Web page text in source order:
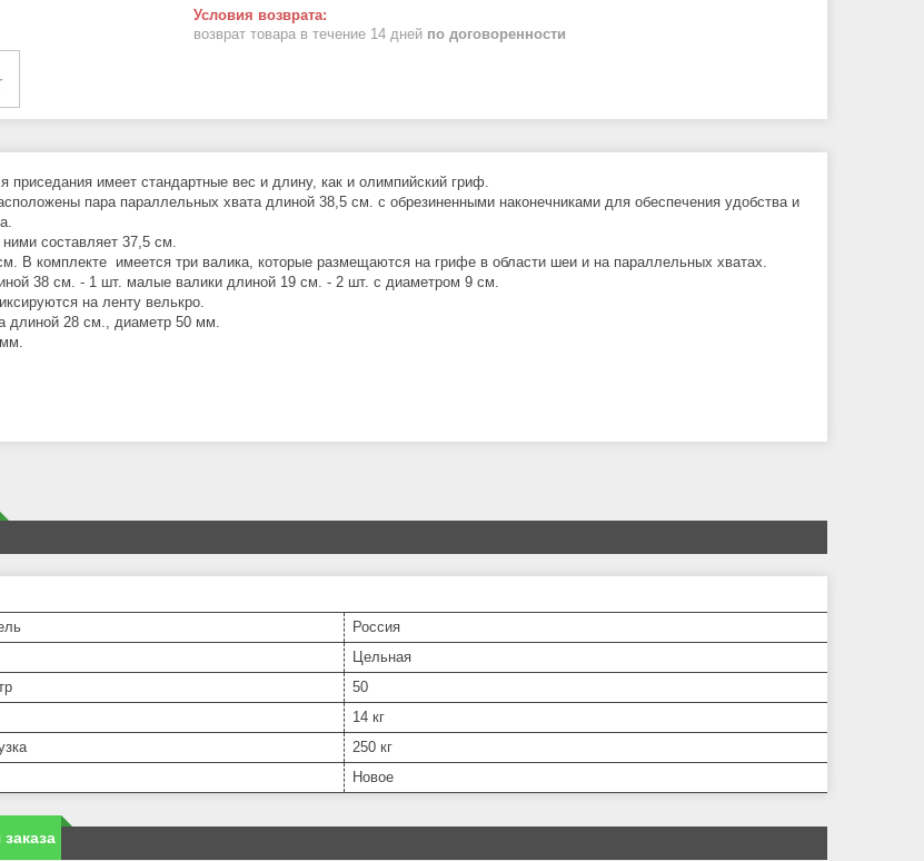
возврат товара в течение 14 дней по договоренности
приседания имеет стандартные вес и длину, как и олимпийский гриф.
пара параллельных хвата длиной 38,5 см. с обрезиненными наконечниками для обеспечения удобства и
составляет 37,5 см.
В комплекте имеется три валика, которые размещаются на грифе в области шеи и на параллельных хватах.
38 см. - 1 шт. малые валики длиной 19 см. - 2 шт. с диаметром 9 см.
на ленту велькро.
длиной 28 см., диаметр 50 мм.
мм.
Россия
Цельная
50
14 кг
250 кг
Новое